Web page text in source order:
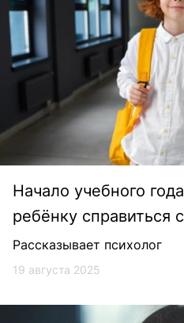
Начало учебного
ребёнку справиться
Рассказывает психолог
19 августа 2025